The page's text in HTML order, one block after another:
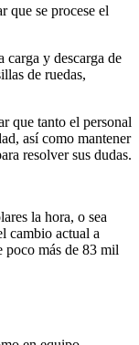
que se procese el
carga y descarga de
de ruedas,
que tanto el personal
así como mantener
resolver sus dudas.
la hora, o sea
cambio actual a
poco más de 83 mil